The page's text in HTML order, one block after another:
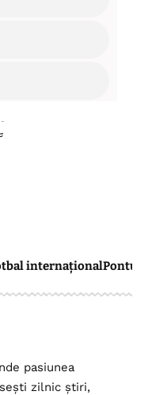
-
internaționalPontul
pasiunea
zilnic știri,